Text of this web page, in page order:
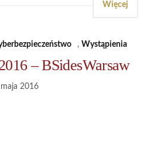
Więcej
, Wystąpienia
– BSidesWarsaw‬
2016